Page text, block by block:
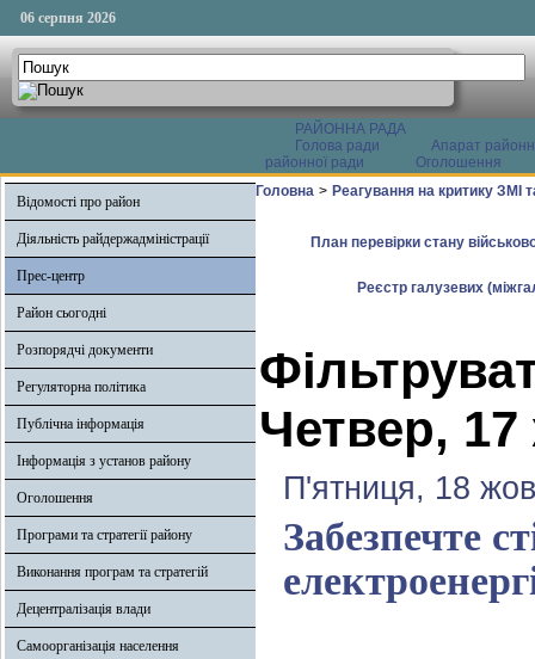
06 серпня 2026
РАЙОННА РАДА
Голова ради
Апарат
районної ради
Оголошення
Відомості про район
Діяльність райдержадміністрації
Прес-центр
Район сьогодні
Розпорядчі документи
Регуляторна політика
Публічна інформація
Інформація з установ району
Оголошення
Програми та стратегії району
Виконання програм та стратегій
Децентралізація влади
Самоорганізація населення
Головна > Реагування на критику ЗМІ
План перевірки стану
Реєстр галузевих
Четвер,
П'ятниця, 18
Забезпечте